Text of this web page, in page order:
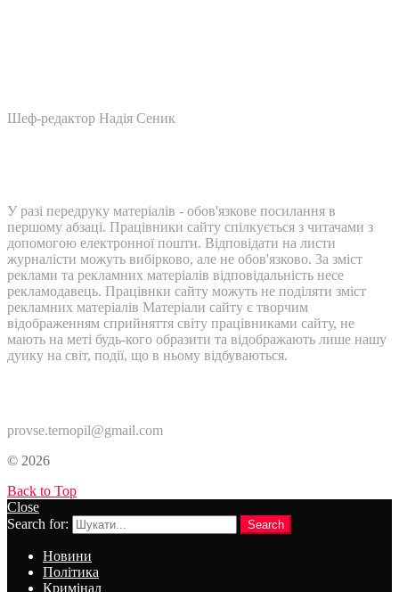
Шеф-редактор Надія Сеник
У разі передруку матеріалів - обов'язкове посилання в
першому абзаці. Працівники сайту спілкується з читачами з
допомогою електронної пошти. Відповідати на листи
журналісти можуть вибірково, але не обов'язково. За зміст
реклами та рекламних матеріалів відповідальність несе
рекламодавець. Працівнки сайту можуть не поділяти зміст
рекламних матеріалів Матеріали сайту є творчим
відображенням сприйняття світу працівниками сайту, не
мають на меті будь-кого образити та відображають лише нашу
дуику на світ, події, що в ньому відбуваються.
provse.ternopil@gmail.com
© 2026
Back to Top
Close
Search for:
Search
Новини
Політика
Кримінал